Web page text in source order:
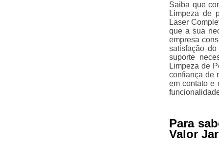
Saiba que
Limpeza de
Laser
que a sua
empresa
satisfação
suporte
Limpeza de
confiança de
em contato e
Para
Valor